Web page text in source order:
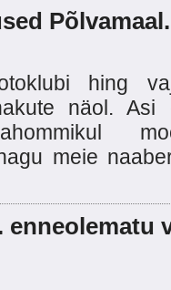
Põlvamaal.
hing
näol. Asi
meie
enneolematu